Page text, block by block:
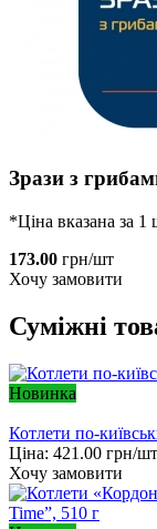
Зрази з
*Ціна вказана за 1
173.00 грн/шт
Хочу замовити
Суміжні
Новинка
Котлети по-
Ціна: 421.00 грн/шт
Хочу замовити